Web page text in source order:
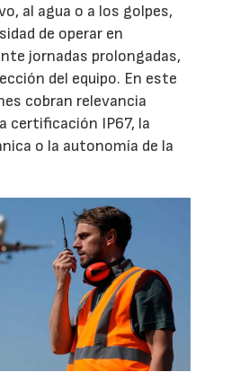
al agua o a los golpes,
de operar en
jornadas prolongadas,
del equipo. En este
cobran relevancia
certificación IP67, la
o la autonomía de la